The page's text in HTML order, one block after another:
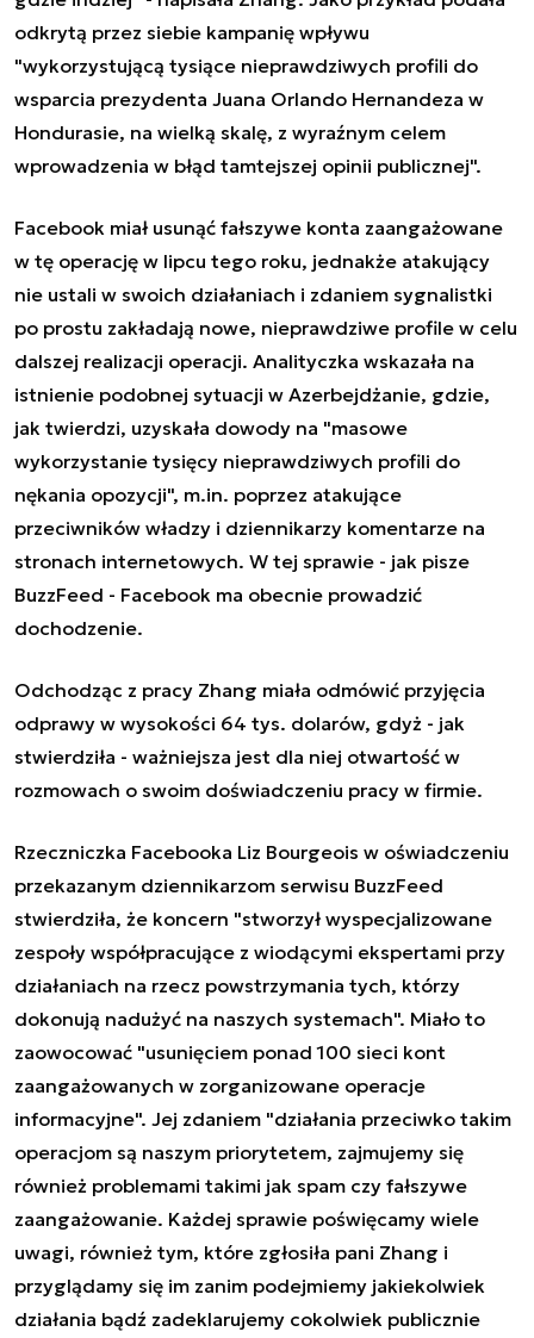
odkrytą przez siebie kampanię wpływu
"wykorzystującą tysiące nieprawdziwych profili do
wsparcia prezydenta Juana Orlando Hernandeza w
Hondurasie, na wielką skalę, z wyraźnym celem
wprowadzenia w błąd tamtejszej opinii publicznej".
Facebook miał usunąć fałszywe konta zaangażowane
w tę operację w lipcu tego roku, jednakże atakujący
nie ustali w swoich działaniach i zdaniem sygnalistki
po prostu zakładają nowe, nieprawdziwe profile w celu
dalszej realizacji operacji. Analityczka wskazała na
istnienie podobnej sytuacji w Azerbejdżanie, gdzie,
jak twierdzi, uzyskała dowody na "masowe
wykorzystanie tysięcy nieprawdziwych profili do
nękania opozycji", m.in. poprzez atakujące
przeciwników władzy i dziennikarzy komentarze na
stronach internetowych. W tej sprawie - jak pisze
BuzzFeed - Facebook ma obecnie prowadzić
dochodzenie.
Odchodząc z pracy Zhang miała odmówić przyjęcia
odprawy w wysokości 64 tys. dolarów, gdyż - jak
stwierdziła - ważniejsza jest dla niej otwartość w
rozmowach o swoim doświadczeniu pracy w firmie.
Rzeczniczka Facebooka Liz Bourgeois w oświadczeniu
przekazanym dziennikarzom serwisu BuzzFeed
stwierdziła, że koncern "stworzył wyspecjalizowane
zespoły współpracujące z wiodącymi ekspertami przy
działaniach na rzecz powstrzymania tych, którzy
dokonują nadużyć na naszych systemach". Miało to
zaowocować "usunięciem ponad 100 sieci kont
zaangażowanych w zorganizowane operacje
informacyjne". Jej zdaniem "działania przeciwko takim
operacjom są naszym priorytetem, zajmujemy się
również problemami takimi jak spam czy fałszywe
zaangażowanie. Każdej sprawie poświęcamy wiele
uwagi, również tym, które zgłosiła pani Zhang i
przyglądamy się im zanim podejmiemy jakiekolwiek
działania bądź zadeklarujemy cokolwiek publicznie